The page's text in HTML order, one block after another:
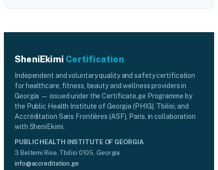
SheniEkimi Certification
Independent and voluntary quality and safety certification
for healthcare, fitness, beauty and wellness providers in
Georgia — issued under the Certificate.ge Programme by
the Public Health Institute of Georgia (PHIG), Tbilisi, and
Accréditation Sans Frontières (ASF), Paris, in collaboration
with SheniEkimi.
PUBLIC HEALTH INSTITUTE OF GEORGIA
3 Beltemi Rise, Tbilisi 0105, Georgia
info@accreditation.ge